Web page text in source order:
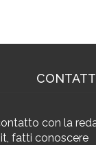
con la
fatti conoscere